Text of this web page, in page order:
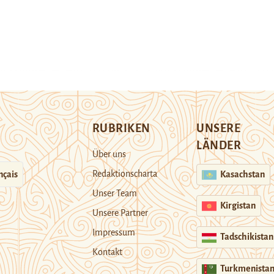
RUBRIKEN
Über uns
Redaktionscharta
Unser Team
Unsere Partner
Impressum
Kontakt
UNSERE
LÄNDER
Kasachstan
Kirgistan
Tadschikistan